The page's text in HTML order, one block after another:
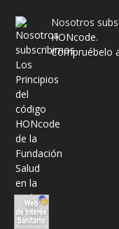
Nosotros
HONcode.
Compruébelo